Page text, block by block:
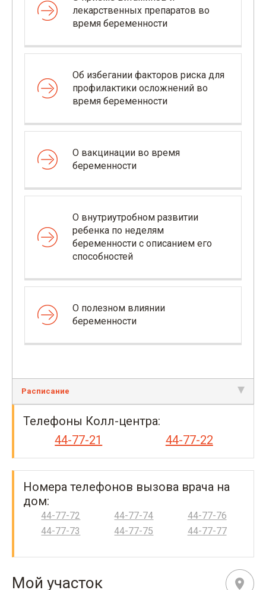
лекарственных препаратов во
время беременности
Об избегании факторов риска для
профилактики осложнений во
время беременности
О вакцинации во время
беременности
О внутриутробном развитии
ребенка по неделям
беременности с описанием его
способностей
О полезном влиянии
беременности
Расписание
Телефоны Колл-центра:
44-77-21
44-77-22
Номера телефонов вызова врача на
дом:
44-77-72
44-77-73
44-77-74
44-77-75
44-77-76
44-77-77
Мой участок